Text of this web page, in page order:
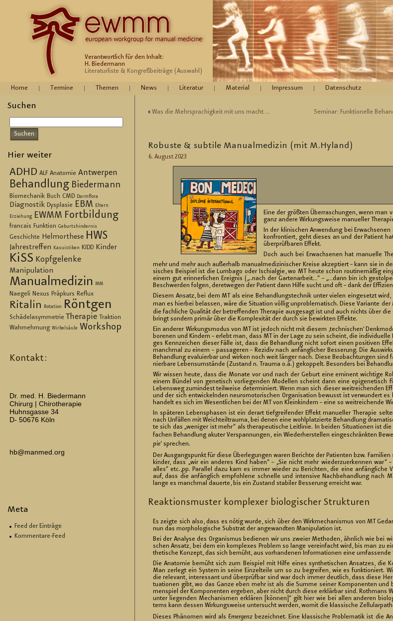
Verantwortlich für den Inhalt:
H. Biedermann
Literaturliste & Kongreßbeiträge (Auswahl)
Home Termine Themen News Literatur Material Impressum Datenschutz
Suchen
Hier weiter
ADHD ALF Anatomie Antwerpen
Behandlung Biedermann
Biomechanik Buch CMD Darmflora
Diagnostik Dysplasie EBM Eltern
Erziehung EWMM Fortbildung
francais Funktion Geburtshindernis
Geschichte Helmorthese HWS
Jahrestreffen Kasuistiken KIDD Kinder
KiSS Kopfgelenke
Manipulation
Manualmedizin MM
Naegeli Nexus Präpkurs Reflux
Ritalin Rotation Röntgen
Schädelasymmetrie Therapie Traktion
Wahrnehmung Wirbelsäule Workshop
Kontakt:
Dr. med. H. Biedermann
Chirurg | Chirotherapie
Huhnsgasse 34
D- 50676 Köln
hb@manmed.org
Meta
Feed der Einträge
Kommentare-Feed
« Was die Mehr­spra­chig­keit mit uns macht … Se­mi­nar: Funk­tio­nel­le
Ro­bus­te & sub­ti­le Ma­nu­al­me­di­zin (mit M.​Hyland)
6. Au­gust 2023
Eine der größ­ten Über­ra­schun­gen, wenn man
ganz an­de­re Wir­kungs­wei­se ma­nu­el­ler
In der kli­ni­schen An­wen­dung bei
kon­fron­tiert, geht die­ses an und der Pa­ti­ent
über­prüf­ba­ren Ef­fekt.
Doch auch bei Er­wach­se­nen hat ma­nu­el­le
mehr und mehr auch au­ßer­halb ma­nu­al­me­di­zi­ni­scher Krei­se ak­zep­tiert – kann sie in
si­sches Bei­spiel ist die Lum­ba­go oder Is­chi­al­gie, wo MT heute schon rou­ti­ne­mä­ßig
einem gut er­in­ner­li­chen Er­eig­nis („..​nach der Gar­ten­ar­beit…“ – „…dann bin ich
Be­schwer­den fol­gen, de­ret­we­gen der Pa­ti­ent dann Hilfe sucht und oft – dank der
Die­sem An­satz, bei dem MT als eine Be­hand­lungs­tech­nik unter vie­len ein­ge­setzt
man es hier­bei be­las­sen, wäre die Si­tua­ti­on völ­lig un­pro­ble­ma­tisch. Diese Va­ri­an­te der
die fach­li­che Qua­li­tät der be­tref­fen­den The­ra­pie aus­ge­sagt ist und auch nichts über
bringt son­dern pri­mär über die Kom­ple­xi­tät der durch sie be­wirk­ten Ef­fek­te.
Ein an­de­rer Wir­kungs­mo­dus von MT ist je­doch nicht mit die­sem ‚tech­ni­schen’
bo­re­nen und Kin­dern – er­lebt man, dass MT in der Lage zu sein scheint, die
ges Kenn­zei­chen die­ser Fälle ist, dass die Be­hand­lung nicht so­fort einen po­si­ti­ven
manch­mal zu einem – pas­sa­ge­ren – Re­zi­div nach an­fäng­li­cher Bes­se­rung. Die
Be­hand­lung eva­lu­ier­bar und wir­ken noch weit län­ger nach. Diese Be­ob­ach­tun­gen
nier­ba­re Le­bens­um­stän­de (Zu­stand n. Trau­ma o.ä.) ge­kop­pelt. Be­son­ders bei
Wir wis­sen heute, dass die Mo­na­te vor und nach der Ge­burt eine emi­nent wich­ti­ge
einem Bün­del von ge­ne­tisch vor­lie­gen­den Mo­del­len scheint dann eine
Le­bens­weg zu­min­dest teil­wei­se de­ter­mi­niert. Wenn man sich die­ser weit­rei­chen­den
und der sich ent­wi­ckeln­den neu­ro­mo­to­ri­schen Or­ga­ni­sa­ti­on be­wusst ist ver­wun­dert
han­delt es sich im We­sent­li­chen bei der MT von Klein­kin­dern – eine so weit­rei­chen­de
In spä­te­ren Le­bens­pha­sen ist ein der­art tief­grei­fen­der Ef­fekt ma­nu­el­ler The­ra­pie
nach Un­fäl­len mit Weich­teil­t­rau­ma, bei denen eine wohl­plat­zier­te Be­hand­lung
te sich das „we­ni­ger ist mehr“ als the­ra­peu­ti­sche Leit­li­nie. In bei­den Si­tua­tio­nen ist
fa­chen Be­hand­lung aku­ter Ver­span­nun­gen, ein Wie­der­her­stel­len ein­ge­schränk­ten
pie’ spre­chen.
Der Aus­gangs­punkt für diese Über­le­gun­gen waren Be­rich­te der Pa­ti­en­ten bzw.
kin­der, dass „wir ein an­de­res Kind haben“ – „Sie nicht mehr wie­der­zu­er­ken­nen
alles“ etc.,pp. Par­al­lel dazu kam es immer wie­der zu Be­rich­ten, die eine
auf, dass die an­fäng­lich emp­foh­le­ne schnel­le und in­ten­si­ve Nach­be­hand­lung nach
lange es manch­mal dau­er­te, bis ein Zu­stand sta­bi­ler Bes­se­rung er­reicht war.
Re­ak­ti­ons­mus­ter kom­ple­xer bio­lo­gi­scher Struk­tu­ren
Es zeig­te sich also, dass es nötig wurde, sich über den Wirk­me­cha­nis­mus von MT
nun das mor­pho­lo­gi­sche Sub­strat der an­ge­wand­ten Ma­ni­pu­la­ti­on ist.
Bei der Ana­ly­se des Or­ga­nis­mus be­die­nen wir uns zwei­er Me­tho­den, ähn­lich wie bei
schen An­satz, bei dem ein kom­ple­xes Pro­blem so lange ver­ein­facht wird, bis man zu
the­ti­sche Kon­zept, das sich be­müht, aus vor­han­de­nen In­for­ma­tio­nen eine
Die Ana­to­mie be­müht sich zum Bei­spiel mit Hilfe eines syn­the­ti­schen An­sat­zes, die
Man zer­legt ein Sys­tem in seine Ein­zel­tei­le um so zu be­grei­fen, wie es funk­tio­niert.
die re­le­vant, in­ter­es­sant und über­prüf­bar sind war doch immer deut­lich, dass diese
tua­tio­nen gibt, wo das Ganze eben mehr ist als die Summe sei­ner Kom­po­nen­ten
men­spiel der Kom­po­nen­ten er­ge­ben, aber nicht durch diese er­klär­bar sind. Roth­mans
un­ter lie­gen­den Me­cha­nis­men er­klä­ren [kön­nen]“ gilt hier wie bei allen an­de­ren
tems kann des­sen Wir­kungs­wei­se un­ter­sucht wer­den, womit die klas­si­sche
Die­ses Phä­no­men wird als Emer­genz be­zeich­net. Eine klas­si­sche Pro­ble­ma­tik ist die